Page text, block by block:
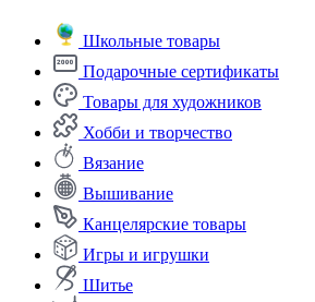
Школьные товары
Подарочные сертификаты
Товары для художников
Хобби и творчество
Вязание
Вышивание
Канцелярские товары
Игры и игрушки
Шитье